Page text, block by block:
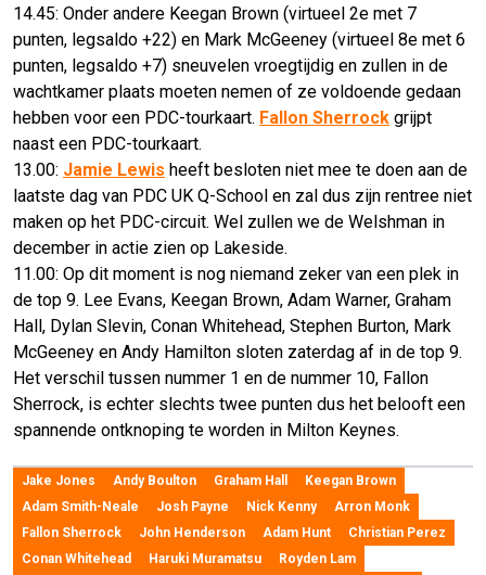
14.45: Onder andere Keegan Brown (virtueel 2e met 7
punten, legsaldo +22) en Mark McGeeney (virtueel 8e met 6
punten, legsaldo +7) sneuvelen vroegtijdig en zullen in de
wachtkamer plaats moeten nemen of ze voldoende gedaan
hebben voor een PDC-tourkaart. Fallon Sherrock grijpt
naast een PDC-tourkaart.
13.00: Jamie Lewis heeft besloten niet mee te doen aan de
laatste dag van PDC UK Q-School en zal dus zijn rentree niet
maken op het PDC-circuit. Wel zullen we de Welshman in
december in actie zien op Lakeside.
11.00: Op dit moment is nog niemand zeker van een plek in
de top 9. Lee Evans, Keegan Brown, Adam Warner, Graham
Hall, Dylan Slevin, Conan Whitehead, Stephen Burton, Mark
McGeeney en Andy Hamilton sloten zaterdag af in de top 9.
Het verschil tussen nummer 1 en de nummer 10, Fallon
Sherrock, is echter slechts twee punten dus het belooft een
spannende ontknoping te worden in Milton Keynes.
Jake Jones Andy Boulton Graham Hall
Keegan Brown
Adam Smith-Neale
Josh Payne Nick Kenny
Arron Monk
Fallon Sherrock
John Henderson Adam Hunt
Christian Perez
Conan Whitehead
Haruki Muramatsu
Royden Lam